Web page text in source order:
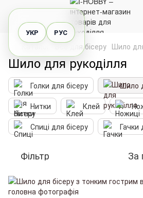
УКР РУС
Все для бісеру Шило
Шило для рукоділля
Голки для бісеру
Шило
Нитки
Клей
Спиці для бісеру
Гачки
Фільтр За